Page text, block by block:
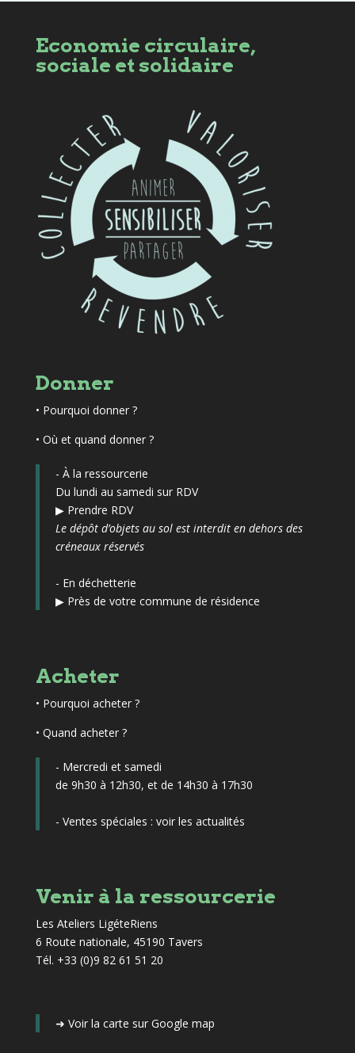
Economie circulaire,
sociale et solidaire
Donner
• Pourquoi donner ?
• Où et quand donner ?
- À la ressourcerie
Du lundi au samedi sur RDV
▶ Prendre RDV
Le dépôt d’objets au sol est interdit en dehors des
créneaux réservés
- En déchetterie
▶ Près de votre commune de résidence
Acheter
• Pourquoi acheter ?
• Quand acheter ?
- Mercredi et samedi
de 9h30 à 12h30, et de 14h30 à 17h30
- Ventes spéciales : voir les actualités
Venir à la ressourcerie
Les Ateliers LigéteRiens
6 Route nationale, 45190 Tavers
Tél. +33 (0)9 82 61 51 20
➜ Voir la carte sur Google map